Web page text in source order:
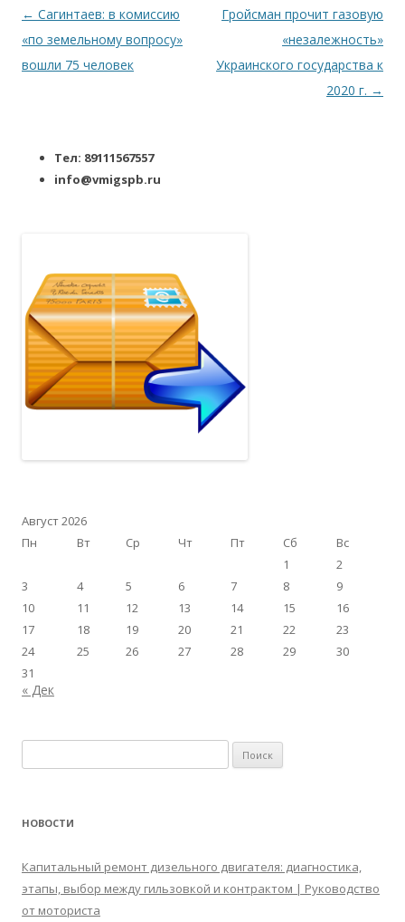
Навигация по записям
← Сагинтаев: в комиссию
«по земельному вопросу»
вошли 75 человек
Гройсман прочит газовую
«незалежность»
Украинского государства к
2020 г. →
Тел: 89111567557
info@vmigspb.ru
Август 2026
Пн
Вт Ср Чт Пт Сб
Вс
1
2
3
4 5 6 7 8
9
10
11 12 13 14 15
16
17
18 19 20 21 22
23
24
25 26 27 28 29
30
31
« Дек
НОВОСТИ
Капитальный ремонт дизельного двигателя: диагностика,
этапы, выбор между гильзовкой и контрактом | Руководство
от моториста